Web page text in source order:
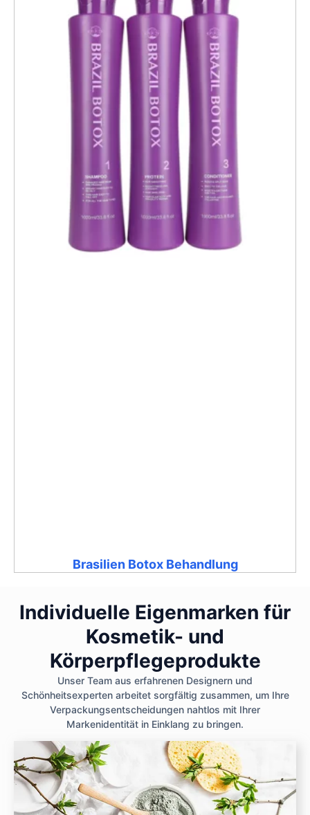
Brasilien Botox Behandlung
Individuelle Eigenmarken für
Kosmetik- und
Körperpflegeprodukte
Unser Team aus erfahrenen Designern und
Schönheitsexperten arbeitet sorgfältig zusammen, um Ihre
Verpackungsentscheidungen nahtlos mit Ihrer
Markenidentität in Einklang zu bringen.